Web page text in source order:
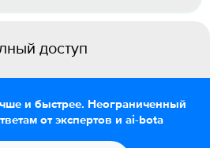
доступ
и быстрее. Неограниченный
от экспертов и ai-bota